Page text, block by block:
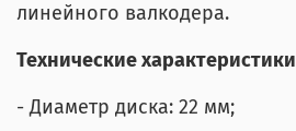
линейного валкодера.
Технические
- Диаметр диска: 22 мм;